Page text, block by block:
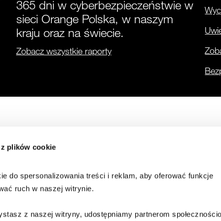
plików cookie
do spersonalizowania treści i reklam, aby oferować funkcje
ruch w naszej witrynie.
z naszej witryny, udostępniamy partnerom
365 dni w cyberbezpieczeństwie w
sieci Orange Polska, w naszym
kraju oraz na świecie.
Zobacz wszystkie raporty
Dane o zagrożeniach